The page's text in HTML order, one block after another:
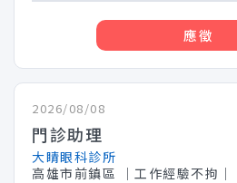
應徵
2026/08/08
門診助理
大睛眼科診所
高雄市前鎮區
│工作經驗不拘│